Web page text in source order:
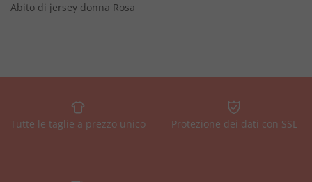
Abito di jersey donna Rosa
Tutte le taglie a prezzo unico Protezione dei dati con SSL